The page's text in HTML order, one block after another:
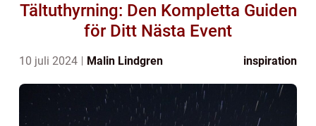
Tältuthyrning: Den Kompletta Guiden
för Ditt Nästa Event
10 juli 2024 Malin Lindgren inspiration